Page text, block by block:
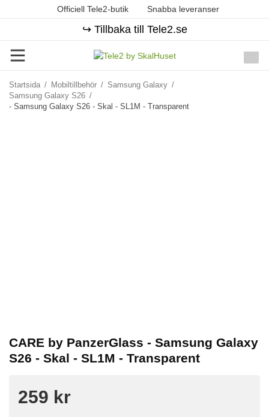
Officiell Tele2-butik Snabba leveranser
↪️ Tillbaka till Tele2.se
Startsida / Mobiltillbehör / Samsung Galaxy /
Samsung Galaxy S26 /
- Samsung Galaxy S26 - Skal - SL1M - Transparent
CARE by PanzerGlass - Samsung Galaxy
S26 - Skal - SL1M - Transparent
259 kr